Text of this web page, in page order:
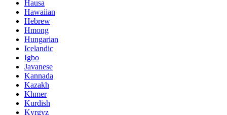
Hausa
Hawaiian
Hebrew
Hmong
Hungarian
Icelandic
Igbo
Javanese
Kannada
Kazakh
Khmer
Kurdish
Kyrgyz